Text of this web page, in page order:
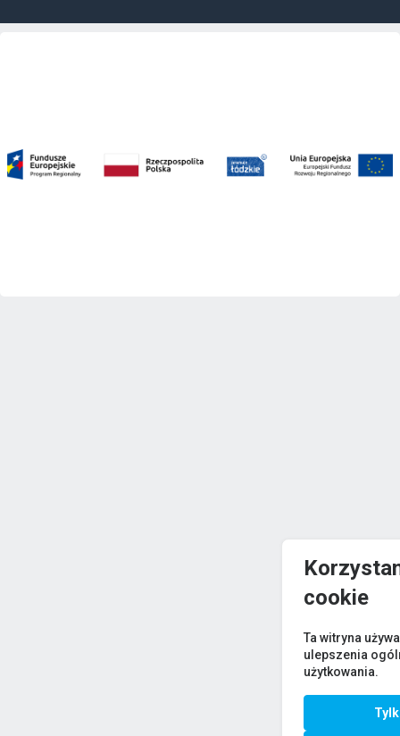
cookie
Ta witryna
ulepszenia
użytkowania.